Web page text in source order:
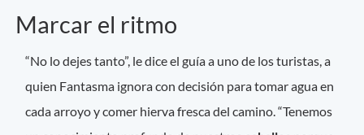
Marcar el ritmo
“No lo dejes tanto”, le dice el guía a uno de los turistas, a
quien Fantasma ignora con decisión para tomar agua en
cada arroyo y comer hierva fresca del camino. “Tenemos